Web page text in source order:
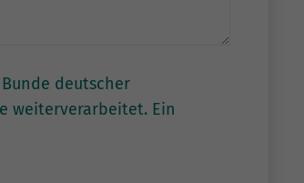
deutscher
weiterverarbeitet. Ein